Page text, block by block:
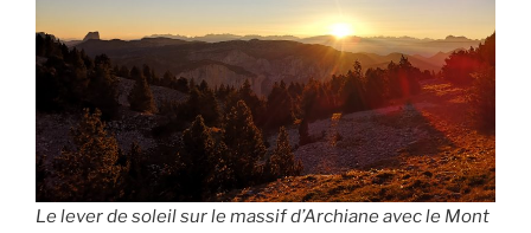
Le lever de soleil sur le massif d’Archiane avec le Mont